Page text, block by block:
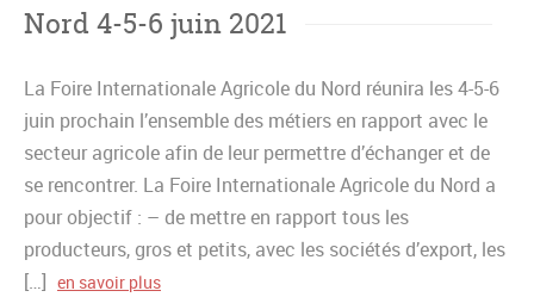
Nord 4-5-6 juin 2021
La Foire Internationale Agricole du Nord réunira les 4-5-6
juin prochain l’ensemble des métiers en rapport avec le
secteur agricole afin de leur permettre d’échanger et de
se rencontrer. La Foire Internationale Agricole du Nord a
pour objectif : – de mettre en rapport tous les
producteurs, gros et petits, avec les sociétés d’export, les
[…] en savoir plus